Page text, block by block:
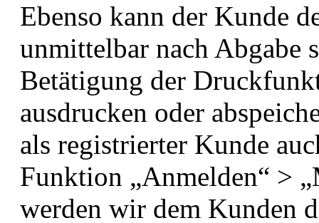
Ebenso kann der Kunde
unmittelbar nach Abgabe
Betätigung der
ausdrucken oder
als registrierter Kunde
Funktion „Anmelden“ >
werden wir dem Kunden